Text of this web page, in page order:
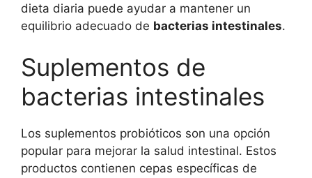
dieta diaria puede ayudar a mantener un
equilibrio adecuado de bacterias intestinales.
Suplementos de
bacterias intestinales
Los suplementos probióticos son una opción
popular para mejorar la salud intestinal. Estos
productos contienen cepas específicas de